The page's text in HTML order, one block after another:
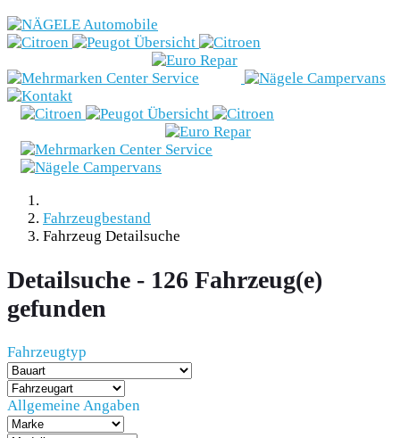
Marken
Fahrzeugbestand
Nägele
Campervans
Angebote
& Aktionen
Beratung
Werkstatt
& Service
Fahrzeugbestand
Fahrzeug Detailsuche
Detailsuche - 126 Fahrzeug(e)
gefunden
Fahrzeugtyp
Allgemeine Angaben